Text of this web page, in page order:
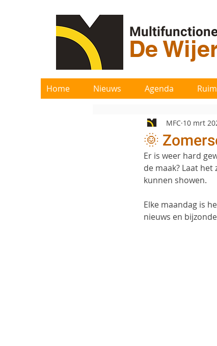
De
Home Nieuws Agenda
🌞
MFC 10 mrt
Er is weer hard
de maak? Laat
kunnen showen.
Elke maandag is
nieuws en